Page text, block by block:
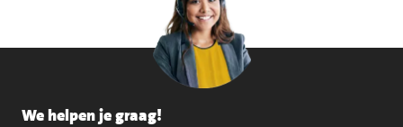
We helpen je graag!